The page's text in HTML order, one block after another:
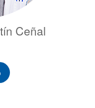
Ceñal